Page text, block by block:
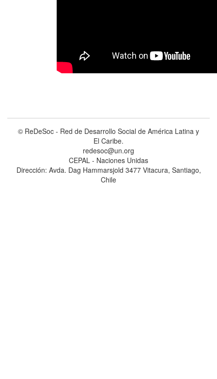
© ReDeSoc - Red de Desarrollo Social de América Latina y
El Caribe.
redesoc@un.org
CEPAL - Naciones Unidas
Dirección: Avda. Dag Hammarsjold 3477 Vitacura, Santiago,
Chile